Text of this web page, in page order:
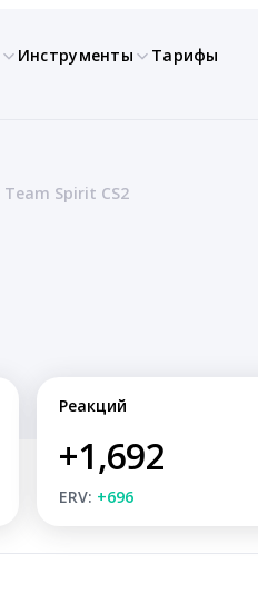
Инструменты Тарифы
Team Spirit CS2
Реакций
+1,692
ERV: +696